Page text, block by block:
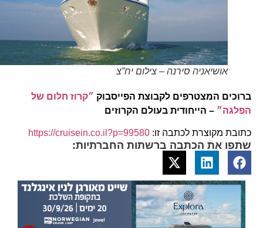
אושיאניה סירנה – צילום יח”צ
ברוכים המצטרפים לקבוצת הפייסבוק״קרוז חלום של
הפלגה״– הייחודית בעולם הקרוזים
כתובת מקוצרת לכתבה זו: https://cruisein.co.il?p=99580
שתפו את הכתבה ברשתות החברתיות: